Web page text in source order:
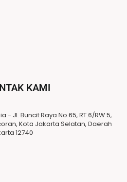
KAMI
- Jl. Buncit Raya No.65, RT.6/RW.5,
Kota Jakarta Selatan, Daerah
12740